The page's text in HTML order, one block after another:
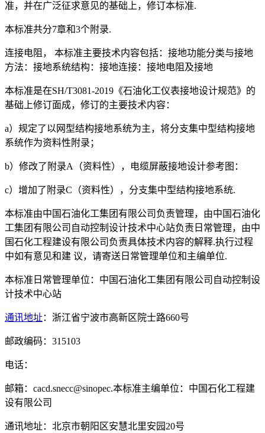
准，并在广泛征求意见的基础上，修订本标准.
本标准共分7章和3个附录.
连接电阻， 本标准主要技术内容包括：接地功能分类与接地
方法：接地系统结构：接地连接：接地电阻及接地
本标准是在SH/T3081-2019《石油化工仪表接地设计规范》的
基础上修订面成，修订的主要技术内容：
a）规定了以网型结构接地系统为主，将分支集中型结构接地
系统作为资料性附录；
b）修改了附录A（资料性），电缆屏蔽接地设计参考图：
c）增加了附录C（资料性），分支集中型结构接地系统.
本标准由中国石油化工集团有限公司负责管理，由中国石油化
工集团有限公司自动控制设计技术中心站负责日常管理，由中
国石化工程建设有限公司负责具体技术内容的解释.执行过程
中如有意见和建 议，请寄送日常管理单位和主编单位.
本标准日常管理单位：中国石油化工集团有限公司自动控制设
计技术中心站
通讯地址：浙江省宁波市高新区院士路660号
邮政编码：315103
电话：
邮箱：cacd.snecc@sinopec.本标准主编单位：中国石化工程建
设有限公司
通讯地址：北京市朝阳区安慧北里安园20号